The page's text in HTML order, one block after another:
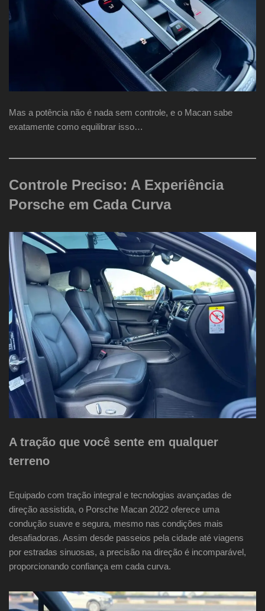
Mas a potência não é nada sem controle, e o Macan sabe
exatamente como equilibrar isso…
Controle Preciso: A Experiência
Porsche em Cada Curva
A tração que você sente em qualquer
terreno
Equipado com tração integral e tecnologias avançadas de
direção assistida, o Porsche Macan 2022 oferece uma
condução suave e segura, mesmo nas condições mais
desafiadoras. Assim desde passeios pela cidade até viagens
por estradas sinuosas, a precisão na direção é incomparável,
proporcionando confiança em cada curva.